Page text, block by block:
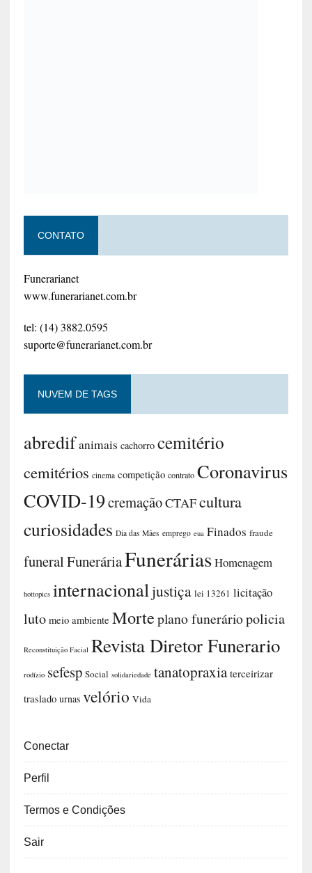
CONTATO
Funerarianet
www.funerarianet.com.br
tel: (14) 3882.0595
suporte@funerarianet.com.br
NUVEM DE TAGS
abredifanimais cachorro cemitério
cemitérios cinema competição contrato Coronavirus
COVID-19cremaçãoCTAFcultura
curiosidades Dia das Mães emprego eua Finados fraude
funeralFuneráriaFuneráriasHomenagem
hottopics internacionaljustiça lei 13261 licitação
luto meio ambiente Morteplano funeráriopolicia
Reconstituição Facial Revista Diretor Funerario
rodízio sefesp Social solidariedade tanatopraxia terceirizar
traslado urnas velório Vida
Conectar
Perfil
Termos e Condições
Sair